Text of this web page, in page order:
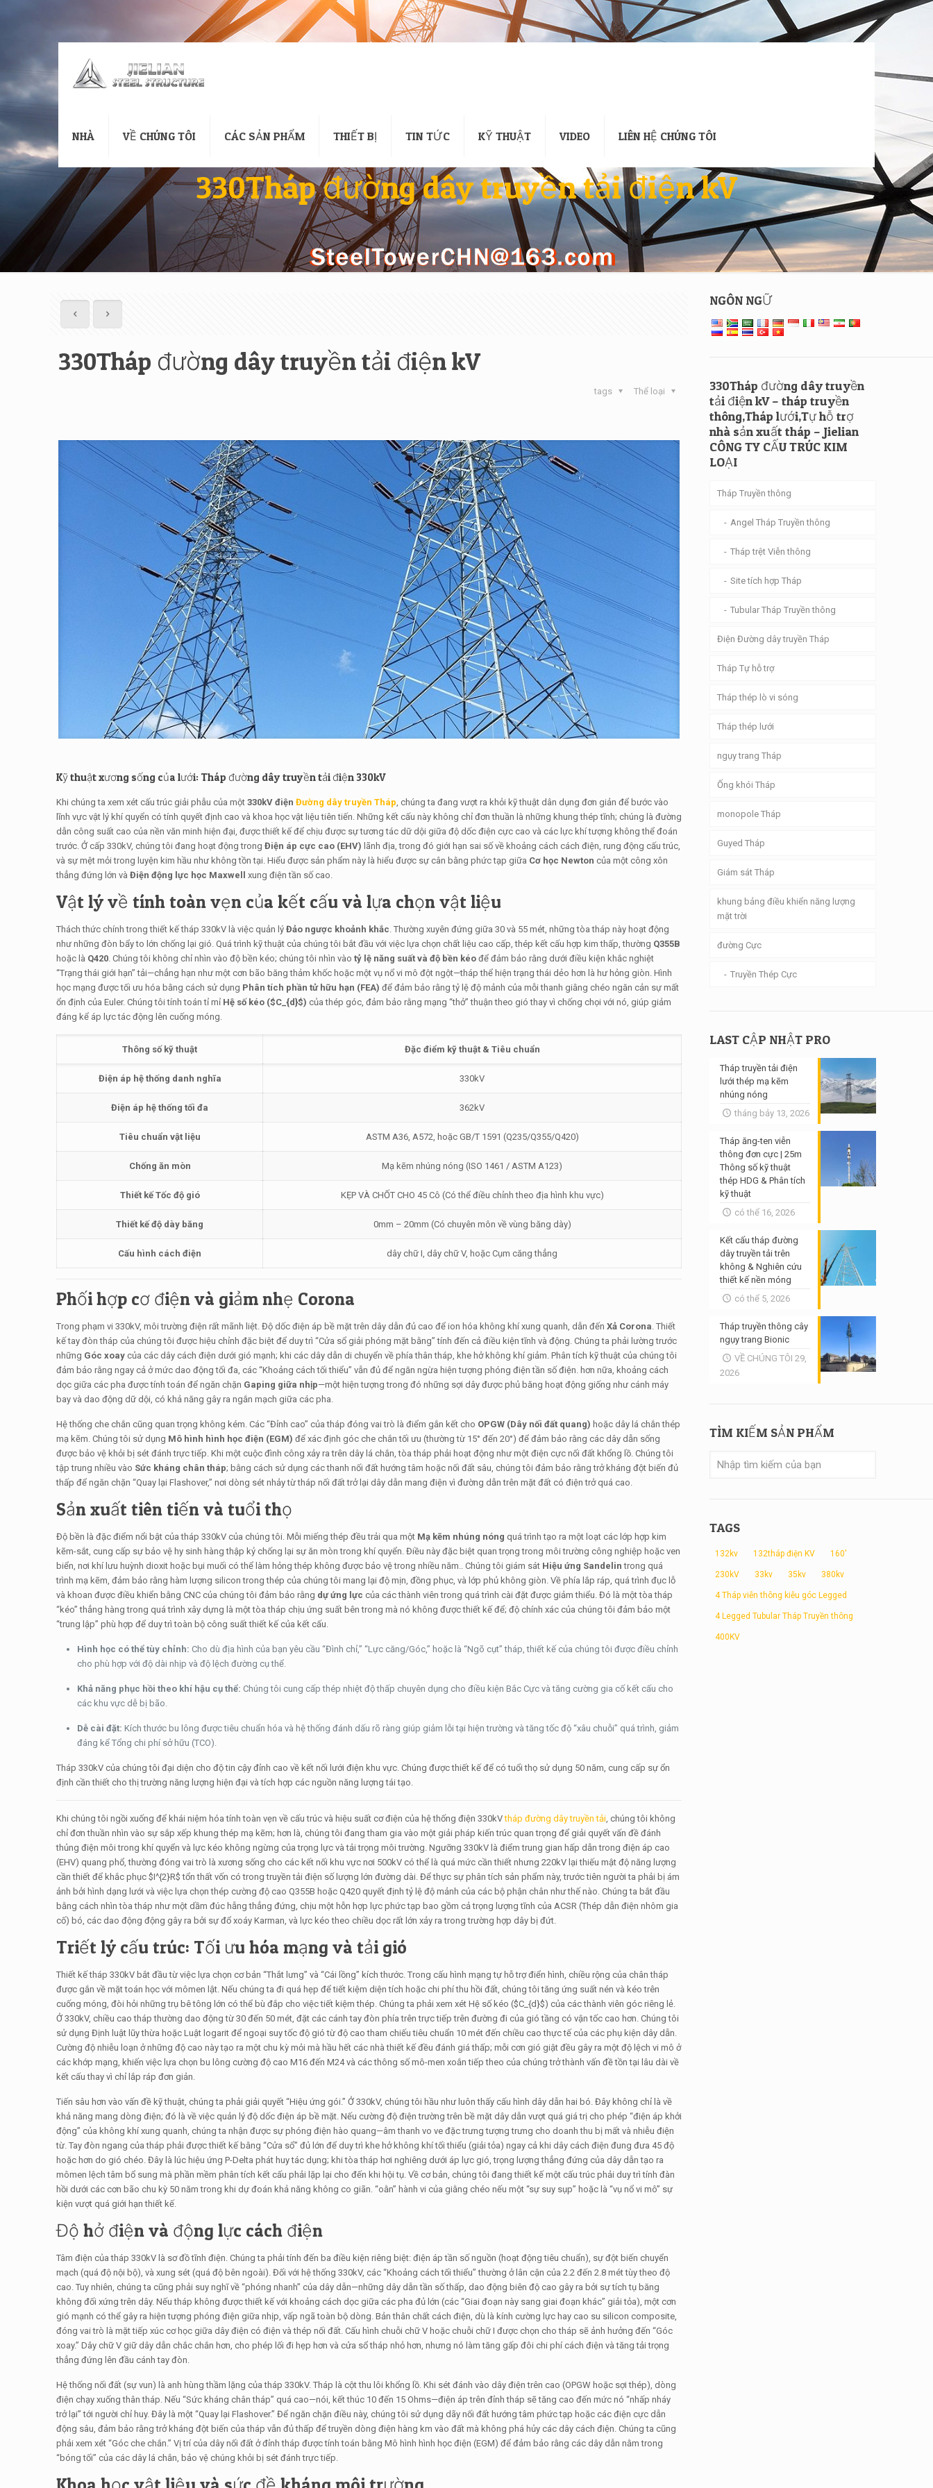
NHÀ VỀ CHÚNG TÔI CÁC SẢN PHẨM THIẾT BỊ TIN TỨC KỸ THUẬT VIDEO LIÊN HỆ CHÚNG TÔI
330Tháp đường dây truyền tải điện kV
330Tháp đường dây truyền tải điện kV
Thể loại
tags
Kỹ thuật xương sống của lưới: Tháp đường dây truyền tải điện 330kV
Khi chúng ta xem xét cấu trúc giải phẫu của một330kV điệnĐường dây truyền Tháp , chúng ta đang vượt ra khỏi kỹ thuật dân dụng đơn giản để bước vào
lĩnh vực vật lý khí quyển có tính quyết định cao và khoa học vật liệu tiên tiến. Những kết cấu này không chỉ đơn thuần là những khung thép tĩnh; chúng là đường
dẫn công suất cao của nền văn minh hiện đại, được thiết kế để chịu được sự tương tác dữ dội giữa độ dốc điện cực cao và các lực khí tượng không thể đoán
trước. Ở cấp 330kV, chúng tôi đang hoạt động trongĐiện áp cực cao (EHV) lãnh địa, trong đó giới hạn sai số về khoảng cách cách điện, rung động cấu trúc,
và sự mệt mỏi trong luyện kim hầu như không tồn tại. Hiểu được sản phẩm này là hiểu được sự cân bằng phức tạp giữa Cơ học Newton của một công xôn
thẳng đứng lớn vàĐiện động lực học Maxwell xung điện tần số cao.
Vật lý về tính toàn vẹn của kết cấu và lựa chọn vật liệu
Thách thức chính trong thiết kế tháp 330kV là việc quản lýĐảo ngược khoảnh khắc . Thường xuyên đứng giữa 30 và 55 mét, những tòa tháp này hoạt động
như những đòn bẩy to lớn chống lại gió. Quá trình kỹ thuật của chúng tôi bắt đầu với việc lựa chọn chất liệu cao cấp, thép kết cấu hợp kim thấp, thường Q355B
hoặc là Q420 . Chúng tôi không chỉ nhìn vào độ bền kéo; chúng tôi nhìn vàotỷ lệ năng suất và độ bền kéo để đảm bảo rằng dưới điều kiện khắc nghiệt
“Trạng thái giới hạn” tải—chẳng hạn như một cơn bão băng thảm khốc hoặc một vụ nổ vi mô đột ngột—tháp thể hiện trạng thái dẻo hơn là hư hỏng giòn. Hình
học mạng được tối ưu hóa bằng cách sử dụng Phân tích phần tử hữu hạn (FEA) để đảm bảo rằng tỷ lệ độ mảnh của mỗi thanh giằng chéo ngăn cản sự mất
ổn định của Euler. Chúng tôi tính toán tỉ mỉ Hệ số kéo ($C_{d}$) của thép góc, đảm bảo rằng mạng “thở” thuận theo gió thay vì chống chọi với nó, giúp giảm
đáng kể áp lực tác động lên cuống móng.
Thông số kỹ thuật Đặc điểm kỹ thuật & Tiêu chuẩn
Điện áp hệ thống danh nghĩa 330kV
Điện áp hệ thống tối đa 362kV
Tiêu chuẩn vật liệu ASTM A36, A572, hoặc GB/T 1591 (Q235/Q355/Q420)
Chống ăn mòn Mạ kẽm nhúng nóng (ISO 1461 / ASTM A123)
Thiết kế Tốc độ gió KẸP VÀ CHỐT CHO 45 Cô (Có thể điều chỉnh theo địa hình khu vực)
Thiết kế độ dày băng 0mm – 20mm (Có chuyên môn về vùng băng dày)
Cấu hình cách điện dây chữ I, dây chữ V, hoặc Cụm căng thẳng
Phối hợp cơ điện và giảm nhẹ Corona
Trong phạm vi 330kV, môi trường điện rất mãnh liệt. Độ dốc điện áp bề mặt trên dây dẫn đủ cao để ion hóa không khí xung quanh, dẫn đếnXả Corona . Thiết
kế tay đòn tháp của chúng tôi được hiệu chỉnh đặc biệt để duy trì “Cửa sổ giải phóng mặt bằng” tính đến cả điều kiện tĩnh và động. Chúng ta phải lường trước
những Góc xoay của các dây cách điện dưới gió mạnh; khi các dây dẫn di chuyển về phía thân tháp, khe hở không khí giảm. Phân tích kỹ thuật của chúng tôi
đảm bảo rằng ngay cả ở mức dao động tối đa, các “Khoảng cách tối thiểu” vẫn đủ để ngăn ngừa hiện tượng phóng điện tần số điện. hơn nữa, khoảng cách
dọc giữa các pha được tính toán để ngăn chặn Gaping giữa nhịp—một hiện tượng trong đó những sợi dây được phủ băng hoạt động giống như cánh máy
bay và dao động dữ dội, có khả năng gây ra ngắn mạch giữa các pha.
Hệ thống che chắn cũng quan trọng không kém. Các “Đỉnh cao” của tháp đóng vai trò là điểm gắn kết cho OPGW (Dây nối đất quang) hoặc dây lá chắn thép
mạ kẽm. Chúng tôi sử dụng Mô hình hình học điện (EGM) để xác định góc che chắn tối ưu (thường từ 15° đến 20°) để đảm bảo rằng các dây dẫn sống
được bảo vệ khỏi bị sét đánh trực tiếp. Khi một cuộc đình công xảy ra trên dây lá chắn, tòa tháp phải hoạt động như một điện cực nối đất khổng lồ. Chúng tôi
tập trung nhiều vào Sức kháng chân tháp; bằng cách sử dụng các thanh nối đất hướng tâm hoặc nối đất sâu, chúng tôi đảm bảo rằng trở kháng đột biến đủ
thấp để ngăn chặn “Quay lại Flashover,” nơi dòng sét nhảy từ tháp nối đất trở lại dây dẫn mang điện vì đường dẫn trên mặt đất có điện trở quá cao.
Sản xuất tiên tiến và tuổi thọ
Độ bền là đặc điểm nổi bật của tháp 330kV của chúng tôi. Mỗi miếng thép đều trải qua một Mạ kẽm nhúng nóng quá trình tạo ra một loạt các lớp hợp kim
kẽm-sắt, cung cấp sự bảo vệ hy sinh hàng thập kỷ chống lại sự ăn mòn trong khí quyển. Điều này đặc biệt quan trọng trong môi trường công nghiệp hoặc ven
biển, nơi khí lưu huỳnh dioxit hoặc bụi muối có thể làm hỏng thép không được bảo vệ trong nhiều năm.. Chúng tôi giám sát Hiệu ứng Sandelin trong quá
trình mạ kẽm, đảm bảo rằng hàm lượng silicon trong thép của chúng tôi mang lại độ mịn, đồng phục, và lớp phủ không giòn. Về phía lắp ráp, quá trình đục lỗ
và khoan được điều khiển bằng CNC của chúng tôi đảm bảo rằng dự ứng lực của các thành viên trong quá trình cài đặt được giảm thiểu. Đó là một tòa tháp
“kéo” thẳng hàng trong quá trình xây dựng là một tòa tháp chịu ứng suất bên trong mà nó không được thiết kế để; độ chính xác của chúng tôi đảm bảo một
“trung lập” phù hợp để duy trì toàn bộ công suất thiết kế của kết cấu.
Hình học có thể tùy chỉnh: Cho dù địa hình của bạn yêu cầu “Đình chỉ,” “Lực căng/Góc,” hoặc là “Ngõ cụt” tháp, thiết kế của chúng tôi được điều chỉnh
cho phù hợp với độ dài nhịp và độ lệch đường cụ thể.
Khả năng phục hồi theo khí hậu cụ thể: Chúng tôi cung cấp thép nhiệt độ thấp chuyên dụng cho điều kiện Bắc Cực và tăng cường gia cố kết cấu cho
các khu vực dễ bị bão.
Dễ cài đặt: Kích thước bu lông được tiêu chuẩn hóa và hệ thống đánh dấu rõ ràng giúp giảm lỗi tại hiện trường và tăng tốc độ “xâu chuỗi” quá trình, giảm
đáng kể Tổng chi phí sở hữu (TCO).
Tháp 330kV của chúng tôi đại diện cho độ tin cậy đỉnh cao về kết nối lưới điện khu vực. Chúng được thiết kế để có tuổi thọ sử dụng 50 năm, cung cấp sự ổn
định cần thiết cho thị trường năng lượng hiện đại và tích hợp các nguồn năng lượng tái tạo.
Khi chúng tôi ngồi xuống để khái niệm hóa tính toàn vẹn về cấu trúc và hiệu suất cơ điện của hệ thống điện 330kVtháp đường dây truyền tải , chúng tôi không
chỉ đơn thuần nhìn vào sự sắp xếp khung thép mạ kẽm; hơn là, chúng tôi đang tham gia vào một giải pháp kiến ​​trúc quan trọng để giải quyết vấn đề đánh
thủng điện môi trong khí quyển và lực kéo không ngừng của trọng lực và tải trọng môi trường. Ngưỡng 330kV là điểm trung gian hấp dẫn trong điện áp cao
(EHV) quang phổ, thường đóng vai trò là xương sống cho các kết nối khu vực nơi 500kV có thể là quá mức cần thiết nhưng 220kV lại thiếu mật độ năng lượng
cần thiết để khắc phục$I^{2}R$ tổn thất vốn có trong truyền tải điện số lượng lớn đường dài. Để thực sự phân tích sản phẩm này, trước tiên người ta phải bị ám
ảnh bởi hình dạng lưới và việc lựa chọn thép cường độ cao Q355B hoặc Q420 quyết định tỷ lệ độ mảnh của các bộ phận chân như thế nào. Chúng ta bắt đầu
bằng cách nhìn tòa tháp như một dầm đúc hẫng thẳng đứng, chịu một hỗn hợp lực phức tạp bao gồm cả trọng lượng tĩnh của ACSR (Thép dẫn điện nhôm gia
cố) bó, các dao động động gây ra bởi sự đổ xoáy Karman, và lực kéo theo chiều dọc rất lớn xảy ra trong trường hợp dây bị đứt.
Triết lý cấu trúc: Tối ưu hóa mạng và tải gió
Thiết kế tháp 330kV bắt đầu từ việc lựa chọn cơ bản “Thắt lưng” và “Cái lồng” kích thước. Trong cấu hình mạng tự hỗ trợ điển hình, chiều rộng của chân tháp
được gắn về mặt toán học với mômen lật. Nếu chúng ta đi quá hẹp để tiết kiệm diện tích hoặc chi phí thu hồi đất, chúng tôi tăng ứng suất nén và kéo trên
cuống móng, đòi hỏi những trụ bê tông lớn có thể bù đắp cho việc tiết kiệm thép. Chúng ta phải xem xét Hệ số kéo ($C_{d}$) của các thành viên góc riêng lẻ.
Ở 330kV, chiều cao tháp thường dao động từ 30 đến 50 mét, đặt các cánh tay đòn phía trên trực tiếp trên đường đi của gió tầng có vận tốc cao hơn. Chúng tôi
sử dụng Định luật lũy thừa hoặc Luật logarit để ngoại suy tốc độ gió từ độ cao tham chiếu tiêu chuẩn 10 mét đến chiều cao thực tế của các phụ kiện dây dẫn.
Cường độ nhiễu loạn ở những độ cao này tạo ra một chu kỳ mỏi mà hầu hết các nhà thiết kế đều đánh giá thấp; mỗi cơn gió giật đều gây ra một độ lệch vi mô ở
các khớp mạng, khiến việc lựa chọn bu lông cường độ cao M16 đến M24 và các thông số mô-men xoắn tiếp theo của chúng trở thành vấn đề tồn tại lâu dài về
kết cấu thay vì chỉ lắp ráp đơn giản.
Tiến sâu hơn vào vấn đề kỹ thuật, chúng ta phải giải quyết “Hiệu ứng gói.” Ở 330kV, chúng tôi hầu như luôn thấy cấu hình dây dẫn hai bó. Đây không chỉ là về
khả năng mang dòng điện; đó là về việc quản lý độ dốc điện áp bề mặt. Nếu cường độ điện trường trên bề mặt dây dẫn vượt quá giá trị cho phép “điện áp khởi
động” của không khí xung quanh, chúng ta nhận được sự phóng điện hào quang—âm thanh vo ve đặc trưng tượng trưng cho doanh thu bị mất và nhiễu điện
từ. Tay đòn ngang của tháp phải được thiết kế bằng “Cửa sổ” đủ lớn để duy trì khe hở không khí tối thiểu (giải tỏa) ngay cả khi dây cách điện đung đưa 45 độ
hoặc hơn do gió chéo. Đây là lúc hiệu ứng P-Delta phát huy tác dụng; khi tòa tháp hơi nghiêng dưới áp lực gió, trọng lượng thẳng đứng của dây dẫn tạo ra
mômen lệch tâm bổ sung mà phần mềm phân tích kết cấu phải lặp lại cho đến khi hội tụ. Về cơ bản, chúng tôi đang thiết kế một cấu trúc phải duy trì tính đàn
hồi dưới các cơn bão chu kỳ 50 năm trong khi dự đoán khả năng không co giãn. “oằn” hành vi của giằng chéo nếu một “sự suy sụp” hoặc là “vụ nổ vi mô” sự
kiện vượt quá giới hạn thiết kế.
Độ hở điện và động lực cách điện
Tâm điện của tháp 330kV là sơ đồ tĩnh điện. Chúng ta phải tính đến ba điều kiện riêng biệt: điện áp tần số nguồn (hoạt động tiêu chuẩn), sự đột biến chuyển
mạch (quá độ nội bộ), và xung sét (quá độ bên ngoài). Đối với hệ thống 330kV, các “Khoảng cách tối thiểu” thường ở lân cận của 2.2 đến 2.8 mét tùy theo độ
cao. Tuy nhiên, chúng ta cũng phải suy nghĩ về “phóng nhanh” của dây dẫn—những dây dẫn tần số thấp, dao động biên độ cao gây ra bởi sự tích tụ băng
không đối xứng trên dây. Nếu tháp không được thiết kế với khoảng cách dọc giữa các pha đủ lớn (các “Giai đoạn này sang giai đoạn khác” giải tỏa), một cơn
gió mạnh có thể gây ra hiện tượng phóng điện giữa nhịp, vấp ngã toàn bộ dòng. Bản thân chất cách điện, dù là kính cường lực hay cao su silicon composite,
đóng vai trò là mặt tiếp xúc cơ học giữa dây điện có điện và thép nối đất. Cấu hình chuỗi chữ V hoặc chuỗi chữ I được chọn cho tháp sẽ ảnh hưởng đến “Góc
xoay.” Dây chữ V giữ dây dẫn chắc chắn hơn, cho phép lối đi hẹp hơn và cửa sổ tháp nhỏ hơn, nhưng nó làm tăng gấp đôi chi phí cách điện và tăng tải trọng
thẳng đứng lên đầu cánh tay đòn.
Hệ thống nối đất (sự vun) là anh hùng thầm lặng của tháp 330kV. Tháp là cột thu lôi khổng lồ. Khi sét đánh vào dây điện trên cao (OPGW hoặc sợi thép), dòng
điện chạy xuống thân tháp. Nếu “Sức kháng chân tháp” quá cao—nói, kết thúc 10 đến 15 Ohms—điện áp trên đỉnh tháp sẽ tăng cao đến mức nó “nhấp nháy
trở lại” tới người chỉ huy. Đây là một “Quay lại Flashover.” Để ngăn chặn điều này, chúng tôi sử dụng dãy nối đất hướng tâm phức tạp hoặc các điện cực dẫn
động sâu, đảm bảo rằng trở kháng đột biến của tháp vẫn đủ thấp để truyền dòng điện hàng km vào đất mà không phá hủy các dây cách điện. Chúng ta cũng
phải xem xét “Góc che chắn.” Vị trí của dây nối đất ở đỉnh tháp được tính toán bằng Mô hình hình học điện (EGM) để đảm bảo rằng các dây dẫn nằm trong
“bóng tối” của các dây lá chắn, bảo vệ chúng khỏi bị sét đánh trực tiếp.
NGÔN NGỮ
330Tháp đường dây truyền
tải điện kV – tháp truyền
thông,Tháp lưới,Tự hỗ trợ
nhà sản xuất tháp – Jielian
CÔNG TY CẤU TRÚC KIM
LOẠI
Tháp Truyền thông
Angel Tháp Truyền thông
Tháp trệt Viễn thông
Site tích hợp Tháp
Tubular Tháp Truyền thông
Điện Đường dây truyền Tháp
Tháp Tự hỗ trợ
Tháp thép lò vi sóng
Tháp thép lưới
ngụy trang Tháp
Ống khói Tháp
monopole Tháp
Guyed Tháp
Giám sát Tháp
khung bảng điều khiển năng lượng
mặt trời
đường Cực
Truyền Thép Cực
LAST CẬP NHẬT PRO
Tháp truyền tải điện
lưới thép mạ kẽm
nhúng nóng
tháng bảy 13, 2026
Tháp ăng-ten viễn
thông đơn cực | 25m
Thông số kỹ thuật
thép HDG & Phân tích
kỹ thuật
có thể 16, 2026
Kết cấu tháp đường
dây truyền tải trên
không & Nghiên cứu
thiết kế nền móng
có thể 5, 2026
Tháp truyền thông cây
ngụy trang Bionic
VỀ CHÚNG TÔI 29,
2026
TÌM KIẾM SẢN PHẨM
TAGS
132kv 132tháp điện KV 160'
230kV 33kv 35kv 380kv
4 Tháp viễn thông kiễu góc Legged
4 Legged Tubular Tháp Truyền thông
400KV